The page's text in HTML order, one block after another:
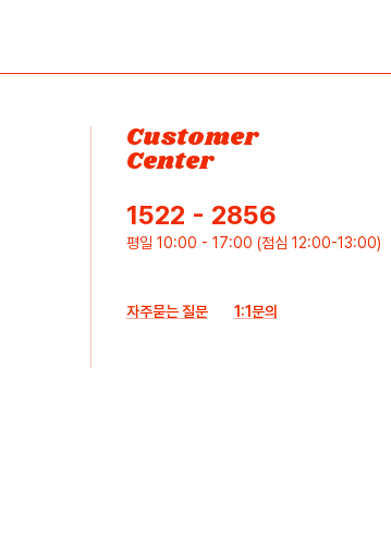
Customer
Center
1522 - 2856
평일 10:00 - 17:00 (점심 12:00-13:00)
자주묻는 질문 1:1문의